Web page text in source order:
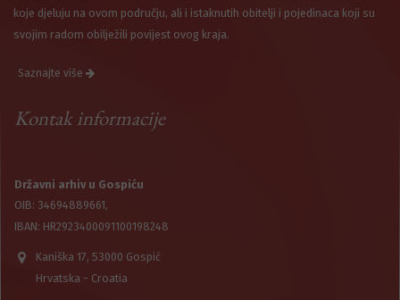
koje djeluju na ovom području, ali i istaknutih obitelji i pojedinaca koji su
svojim radom obilježili povijest ovog kraja.
Saznajte više
Kontak informacije
Državni arhiv u Gospiću
OIB: 34694889661,
IBAN: HR2923400091100198248
Kaniška 17, 53000 Gospić
Hrvatska - Croatia